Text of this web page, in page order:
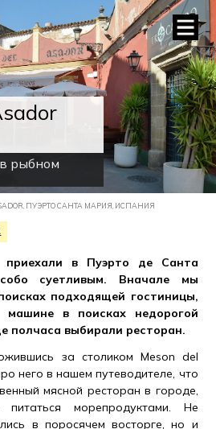
рыбном
ПУЭРТО САНТА МАРИЯ, ИСПАНИЯ
в Пуэрто де Санта
суетливым. Вначале мы
подходящей гостиницы,
в поисках недорогой
полчаса выбирали ресторан.
за столиком Meson del
него в нашем путеводителе, что
мясной ресторан в городе,
морепродуктами. Не
в поросячем восторге, но и